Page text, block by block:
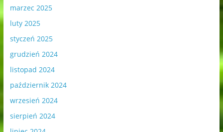
marzec 2025
luty 2025
styczeń 2025
grudzień 2024
listopad 2024
październik 2024
wrzesień 2024
sierpień 2024